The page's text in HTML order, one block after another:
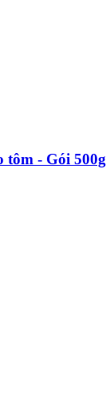
tôm - Gói 500g